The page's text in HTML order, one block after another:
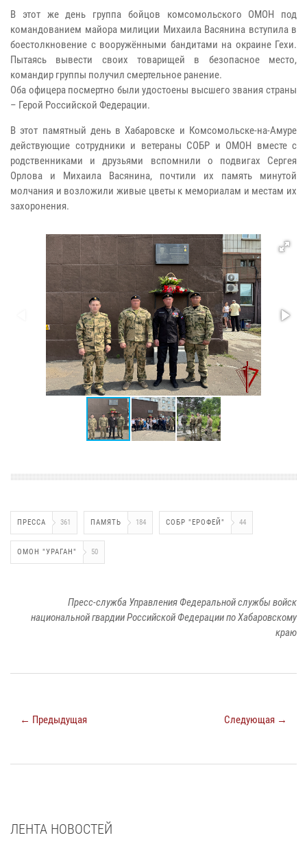
В этот же день группа бойцов комсомольского ОМОН под
командованием майора милиции Михаила Васянина вступила в
боестолкновение с вооружёнными бандитами на окраине Гехи.
Пытаясь вывести своих товарищей в безопасное место,
командир группы получил смертельное ранение.
Оба офицера посмертно были удостоены высшего звания страны
– Герой Российской Федерации.
В этот памятный день в Хабаровске и Комсомольске-на-Амуре
действующие сотрудники и ветераны СОБР и ОМОН вместе с
родственниками и друзьями вспомнили о подвигах Сергея
Орлова и Михаила Васянина, почтили их память минутой
молчания и возложили живые цветы к мемориалам и местам их
захоронения.
ПРЕССА 361 ПАМЯТЬ 184 СОБР "ЕРОФЕЙ" 44
ОМОН "УРАГАН" 50
Пресс-служба Управления Федеральной службы войск
национальной гвардии Российской Федерации по Хабаровскому
краю
← Предыдущая Следующая →
ЛЕНТА НОВОСТЕЙ